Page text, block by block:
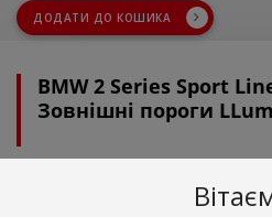
ДОДАТИ ДО КОШИКА
BMW 2 Series Sport
Зовнішні пороги
грн.